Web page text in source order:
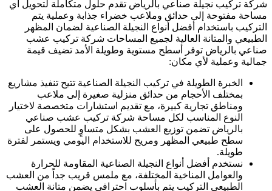
شركة تركيب نجيلة صناعي بالرياض تقدم حلول متكاملة لتحويل أي
مساحة مفتوحة إلى حدائق وملاعب خضراء جذابة وعملية يتم
التركيب باستخدام أفضل أنواع النجيلة الصناعية لضمان المظهر
الطبيعي والمتانة العالية لجميع المساحات شركة تركيب عشب
صناعي بالرياض توفر أسطح مستوية وطويلة الأمد تضيف قيمة
جمالية وعملية لأي مكان:
الخبرة الطويلة في تركيب النجيلة الصناعية تتيح تنفيذ مشاريع
بمختلف الأحجام من حدائق منزلية صغيرة إلى ملاعب
ومناطق تجارية كبيرة، مع تقديم استشارات متخصصة لاختيار
النوع المناسب لكل مساحة شركة تركيب عشب صناعي
بالرياض تضمن توزيع العشب بشكل متساوٍ للحصول على
سطح طبيعي المظهر ومريح للاستخدام اليومي ويستمر لفترة
طويلة.
نستخدم أفضل أنواع النجيلة الصناعية المقاومة للحرارة
والعوامل المناخية المختلفة، مع ملمس قريب جداً من العشب
الطبيعي التركيب يتم بأسلوب احترافي يضمن متانة العشب